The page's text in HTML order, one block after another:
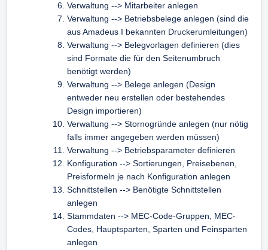
Verwaltung --> Mitarbeiter anlegen
Verwaltung --> Betriebsbelege anlegen (sind die
aus Amadeus I bekannten Druckerumleitungen)
Verwaltung --> Belegvorlagen definieren (dies
sind Formate die für den Seitenumbruch
benötigt werden)
Verwaltung --> Belege anlegen (Design
entweder neu erstellen oder bestehendes
Design importieren)
Verwaltung --> Stornogründe anlegen (nur nötig
falls immer angegeben werden müssen)
Verwaltung --> Betriebsparameter definieren
Konfiguration --> Sortierungen, Preisebenen,
Preisformeln je nach Konfiguration anlegen
Schnittstellen --> Benötigte Schnittstellen
anlegen
Stammdaten --> MEC-Code-Gruppen, MEC-
Codes, Hauptsparten, Sparten und Feinsparten
anlegen